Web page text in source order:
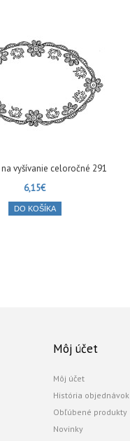
vyšívanie celoročné 291
6,15€
DO KOŠÍKA
Môj účet
Môj účet
História objednávok
Obľúbené produkty
Novinky